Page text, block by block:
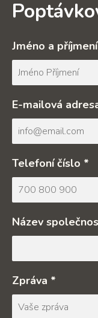
Jméno a
E-mailová
Telefoní číslo *
Název
Zpráva *